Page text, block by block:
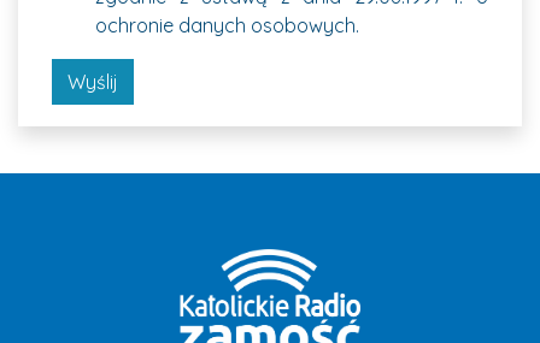
ochronie danych osobowych.
Wyślij